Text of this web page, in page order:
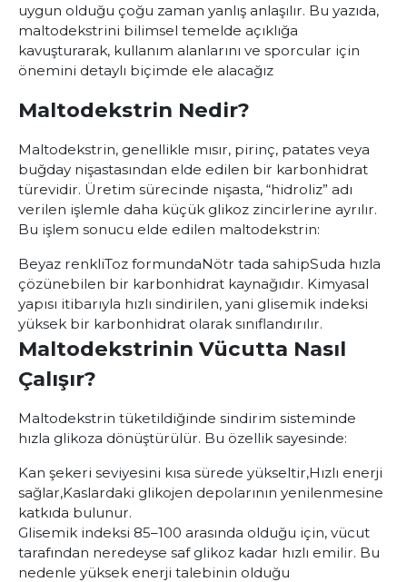
uygun olduğu çoğu zaman yanlış anlaşılır. Bu yazıda,
maltodekstrini bilimsel temelde açıklığa
kavuşturarak, kullanım alanlarını ve sporcular için
önemini detaylı biçimde ele alacağız
Maltodekstrin Nedir?
Maltodekstrin, genellikle mısır, pirinç, patates veya
buğday nişastasından elde edilen bir karbonhidrat
türevidir. Üretim sürecinde nişasta, “hidroliz” adı
verilen işlemle daha küçük glikoz zincirlerine ayrılır.
Bu işlem sonucu elde edilen maltodekstrin:
Beyaz renkliToz formundaNötr tada sahipSuda hızla
çözünebilen bir karbonhidrat kaynağıdır. Kimyasal
yapısı itibarıyla hızlı sindirilen, yani glisemik indeksi
yüksek bir karbonhidrat olarak sınıflandırılır.
Maltodekstrinin Vücutta Nasıl
Çalışır?
Maltodekstrin tüketildiğinde sindirim sisteminde
hızla glikoza dönüştürülür. Bu özellik sayesinde:
Kan şekeri seviyesini kısa sürede yükseltir,Hızlı enerji
sağlar,Kaslardaki glikojen depolarının yenilenmesine
katkıda bulunur.
Glisemik indeksi 85–100 arasında olduğu için, vücut
tarafından neredeyse saf glikoz kadar hızlı emilir. Bu
nedenle yüksek enerji talebinin olduğu